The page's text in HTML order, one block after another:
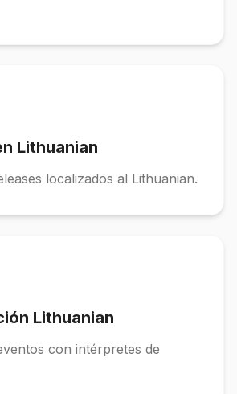
Lithuanian
localizados al Lithuanian.
Lithuanian
con intérpretes de